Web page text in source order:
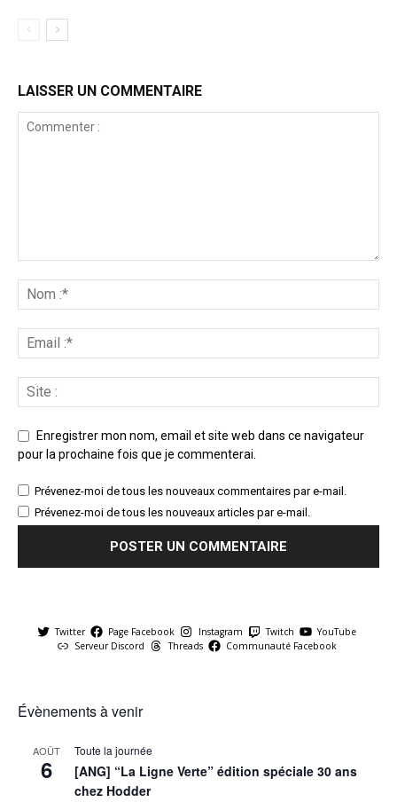
LAISSER UN COMMENTAIRE
Enregistrer mon nom, email et site web dans ce navigateur
pour la prochaine fois que je commenterai.
Prévenez-moi de tous les nouveaux commentaires par e-mail.
Prévenez-moi de tous les nouveaux articles par e-mail.
Twitter Page Facebook Instagram Twitch
YouTube
Serveur Discord
Threads Communauté Facebook
Évènements à venir
AOÛT
6
Toute la journée
[ANG] “La Ligne Verte” édition spéciale 30 ans
chez Hodder